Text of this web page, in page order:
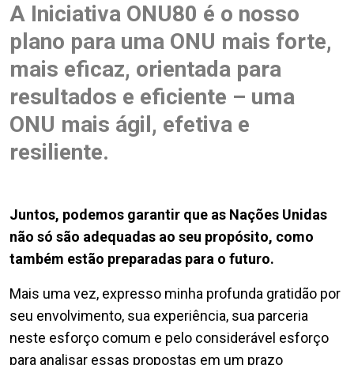
A Iniciativa ONU80 é o nosso
plano para uma ONU mais forte,
mais eficaz, orientada para
resultados e eficiente – uma
ONU mais ágil, efetiva e
resiliente.
Juntos, podemos garantir que as Nações Unidas
não só são adequadas ao seu propósito, como
também estão preparadas para o futuro.
Mais uma vez, expresso minha profunda gratidão por
seu envolvimento, sua experiência, sua parceria
neste esforço comum e pelo considerável esforço
para analisar essas propostas em um prazo